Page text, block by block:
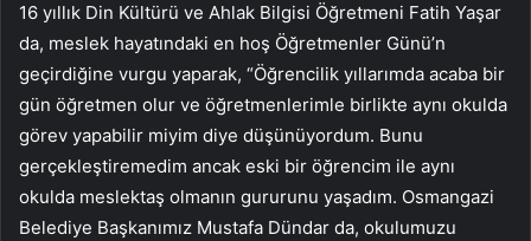
16 yıllık Din Kültürü ve Ahlak Bilgisi Öğretmeni Fatih Yaşar
da, meslek hayatındaki en hoş Öğretmenler Günü’n
geçirdiğine vurgu yaparak, “Öğrencilik yıllarımda acaba bir
gün öğretmen olur ve öğretmenlerimle birlikte aynı okulda
görev yapabilir miyim diye düşünüyordum. Bunu
gerçekleştiremedim ancak eski bir öğrencim ile aynı
okulda meslektaş olmanın gururunu yaşadım. Osmangazi
Belediye Başkanımız Mustafa Dündar da, okulumuzu